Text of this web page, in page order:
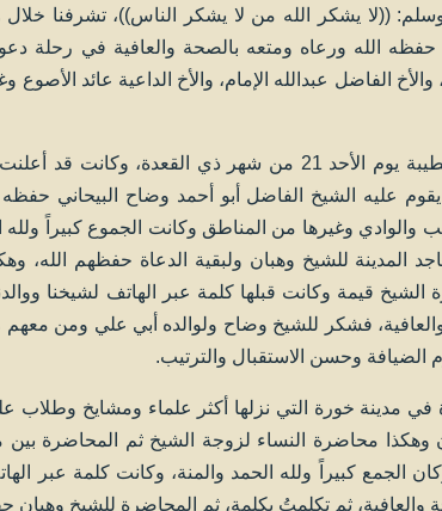
((لا يشكر الله من لا يشكر الناس))، تشرفنا خلال
حفظه الله ورعاه ومتعه بالصحة والعافية في رحلة
الفاضل عبدالله الإمام، والأخ الداعية عائد
وكانت باكورة رحلتنا الدعوية من مدينة بيحان الطيبة يوم الأحد 21 من شهر ذي
عليه الشيخ الفاضل أبو أحمد وضاح البيحاني حفظه
وغيرها من المناطق وكانت الجموع كبيراً ولله
المدينة للشيخ وهبان ولبقية الدعاة حفظهم الله،
قيمة وكانت قبلها كلمة عبر الهاتف لشيخنا
والعافية، فشكر للشيخ وضاح ولوالده أبي علي ومن
الضيافة وحسن الاستقبال والترتيب.
الإثنين ٢٢من ذي العقدة في مدينة خورة التي نزلها أكثر علماء ومشايخ
وهكذا محاضرة النساء لزوجة الشيخ ثم المحاضرة
الجمع كبيراً ولله الحمد والمنة، وكانت كلمة عبر
والعافية، ثم تكلمتُ بكلمة، ثم المحاضرة للشيخ وهبان